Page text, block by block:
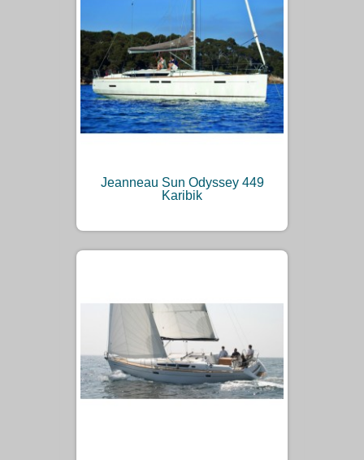
Jeanneau Sun Odyssey 449
Karibik